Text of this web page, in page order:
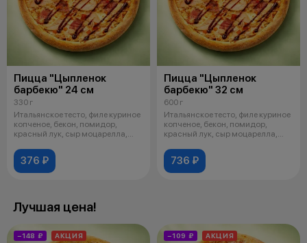
Пицца "Цыпленок
барбекю" 24 см
330 г
Итальянское тесто, филе куриное
копченое, бекон, помидор,
красный лук, сыр моцарелла,
376 ₽
Пицца "Цыпленок
барбекю" 32 см
600 г
Итальянское тесто, филе куриное
копченое, бекон, помидор,
красный лук, сыр моцарелла,
736 ₽
Лучшая цена!
−148 ₽ АКЦИЯ −109 ₽ АКЦИЯ